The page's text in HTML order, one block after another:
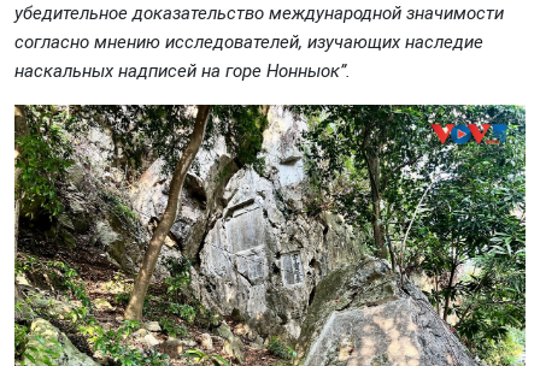
убедительное доказательство международной значимости
согласно мнению исследователей, изучающих наследие
наскальных надписей на горе Нонныок”.